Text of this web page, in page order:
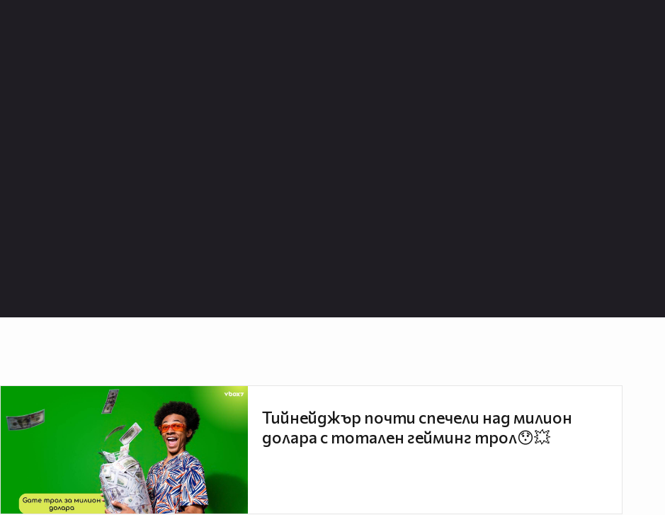
Тийнейджър почти спечели над милион
долара с тотален гейминг трол😯💥